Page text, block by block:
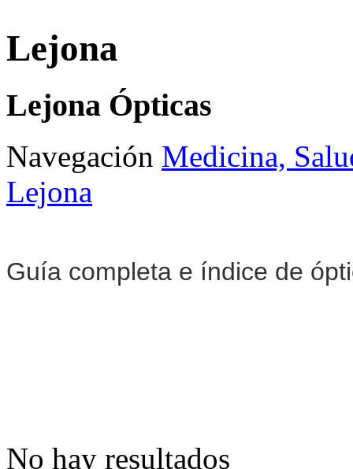
Lejona
Lejona Ópticas
Navegación Medicina,
Lejona
Guía completa e índice de
No hay resultados